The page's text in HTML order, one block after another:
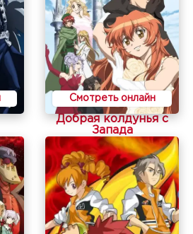
Смотреть онлайн
Добрая колдунья с
Запада